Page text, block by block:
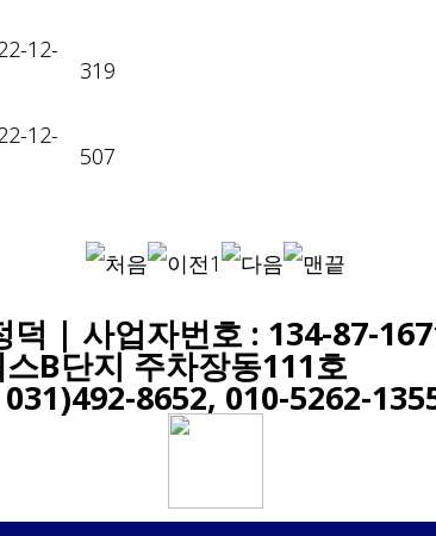
12-
319
12-
507
1
| 사업자번호 : 134-87-
B단지 주차장동111호
8652, 010-5262-